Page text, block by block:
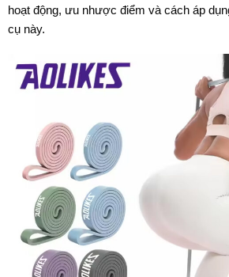
hoạt động, ưu nhược điểm và cách áp
cụ này.